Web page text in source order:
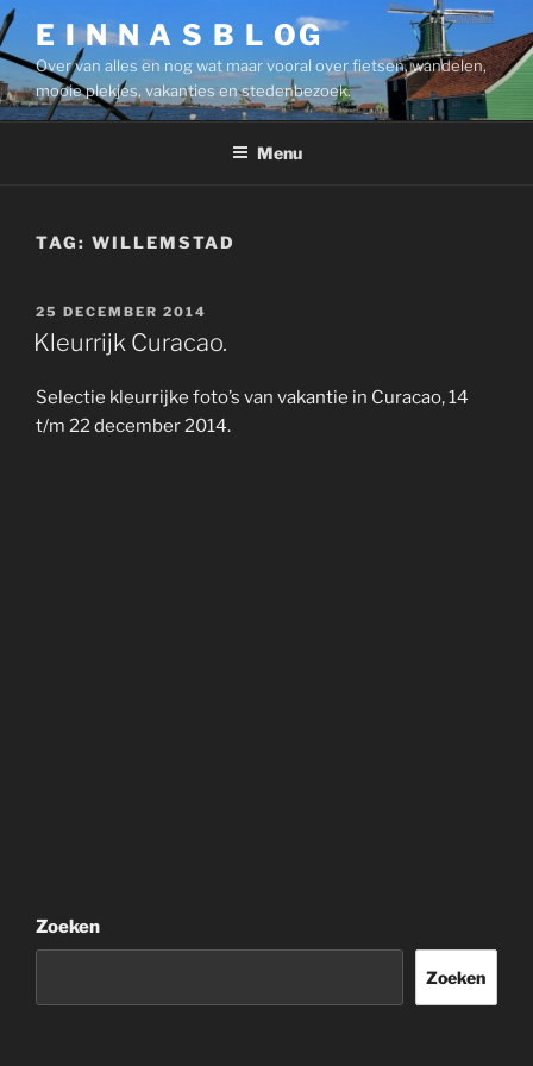
Ga
naar
de
inhoud
E I N N A S B L OG
Over van alles en nog wat maar vooral over fietsen, wandelen,
mooie plekjes, vakanties en stedenbezoek.
Menu
TAG: WILLEMSTAD
GEPLAATST
OP
25 DECEMBER 2014
Kleurrijk Curacao.
Selectie kleurrijke foto’s van vakantie in Curacao, 14
t/m 22 december 2014.
Zoeken
Zoeken